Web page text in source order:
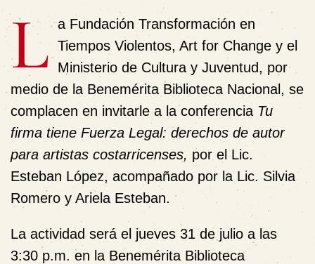
L a Fundación Transformación en
Tiempos Violentos, Art for Change y el
Ministerio de Cultura y Juventud, por
medio de la Benemérita Biblioteca Nacional, se
complacen en invitarle a la conferencia Tu
firma tiene Fuerza Legal: derechos de autor
para artistas costarricenses, por el Lic.
Esteban López, acompañado por la Lic. Silvia
Romero y Ariela Esteban.
La actividad será el jueves 31 de julio a las
3:30 p.m. en la Benemérita Biblioteca